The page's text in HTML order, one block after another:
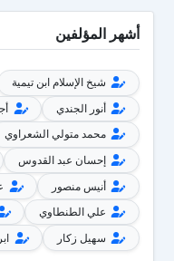
أشهر المؤلفين
شيخ الإسلام ابن تيمية
أنور الجندي
محمد متولي الشعراوي
إحسان عبد القدوس
أنيس منصور
علي الطنطاوي
سهيل زكار